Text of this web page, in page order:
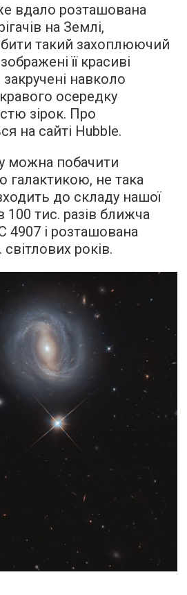
вдало розташована
на Землі,
такий захоплюючий
її красиві
закручені навколо
осередку
зірок. Про
на сайті Hubble.
можна побачити
галактикою, не така
до складу нашої
100 тис. разів ближча
4907 і розташована
років.